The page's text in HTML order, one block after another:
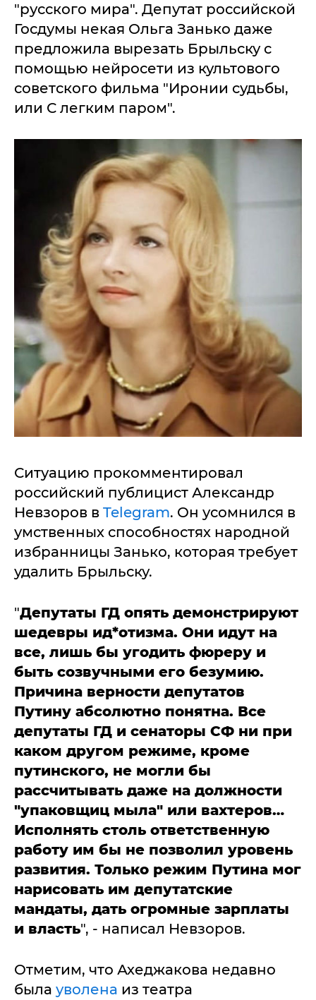
"русского мира". Депутат российской
Госдумы некая Ольга Занько даже
предложила вырезать Брыльску с
помощью нейросети из культового
советского фильма "Иронии судьбы,
или С легким паром".
Ситуацию прокомментировал
российский публицист Александр
Невзоров в Telegram. Он усомнился в
умственных способностях народной
избранницы Занько, которая требует
удалить Брыльску.
"Депутаты ГД опять демонстрируют
шедевры ид*отизма. Они идут на
все, лишь бы угодить фюреру и
быть созвучными его безумию.
Причина верности депутатов
Путину абсолютно понятна. Все
депутаты ГД и сенаторы СФ ни при
каком другом режиме, кроме
путинского, не могли бы
рассчитывать даже на должности
"упаковщиц мыла" или вахтеров…
Исполнять столь ответственную
работу им бы не позволил уровень
развития. Только режим Путина мог
нарисовать им депутатские
мандаты, дать огромные зарплаты
и власть", - написал Невзоров.
Отметим, что Ахеджакова недавно
была уволена из театра